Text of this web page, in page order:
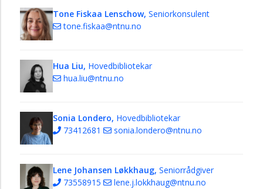
Tone Fiskaa Lenschow, Seniorkonsulent
tone.fiskaa@ntnu.no
Hua Liu, Hovedbibliotekar
hua.liu@ntnu.no
Sonia Londero, Hovedbibliotekar
73412681
sonia.londero@ntnu.no
Lene Johansen Løkkhaug, Seniorrådgiver
73558915
lene.j.lokkhaug@ntnu.no